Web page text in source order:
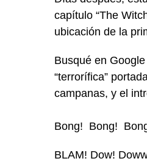
capítulo “The
ubicación de la
Busqué en Google
“terrorífica”
campanas, y el
Bong! Bong!
BLAM! Dow!